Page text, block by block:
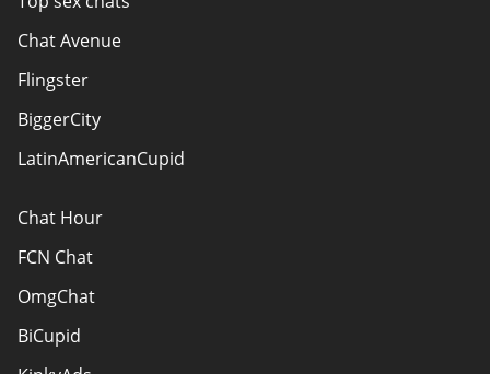
KULLANIM ŞARTLARI
Site Haritası
Bizimle iletişime geçin
Chat Avenue
Flingster
BiggerCity
LatinAmericanCupid
Chat Hour
FCN Chat
OmgChat
BiCupid